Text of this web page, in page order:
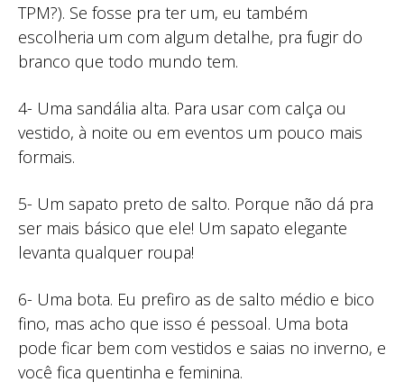
TPM?). Se fosse pra ter um, eu também
escolheria um com algum detalhe, pra fugir do
branco que todo mundo tem.
4- Uma sandália alta. Para usar com calça ou
vestido, à noite ou em eventos um pouco mais
formais.
5- Um sapato preto de salto. Porque não dá pra
ser mais básico que ele! Um sapato elegante
levanta qualquer roupa!
6- Uma bota. Eu prefiro as de salto médio e bico
fino, mas acho que isso é pessoal. Uma bota
pode ficar bem com vestidos e saias no inverno, e
você fica quentinha e feminina.